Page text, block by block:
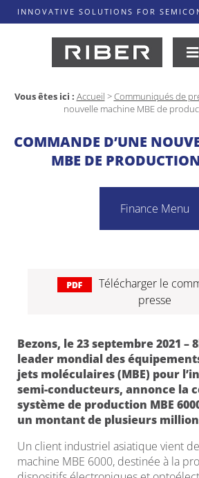
INNOVATIVE SOLUTIONS FOR
Vous êtes ici : Accueil >Communiqués de
nouvelle machine MBE de
COMMANDE D’UNE
MBE DE
Finance Menu
Télécharger le
presse
Bezons, le 23 septembre 2021 –
leader mondial des
jets moléculaires (MBE) pour
semi-conducteurs, annonce la
système de production MBE
un montant de plusieurs
Un client industriel asiatique vient
machine MBE 6000, destinée à la